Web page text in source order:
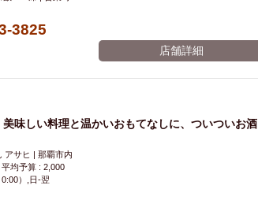
料理
軽に一杯
天ぷら ラーメン
時間無制飲み放題
用トイレあり
イディ（給料日）
3825
店舗詳細
味しい料理と温かいおもてなしに、ついついお酒
アサヒ | 那覇市内
均予算 : 2,000
）,日-翌